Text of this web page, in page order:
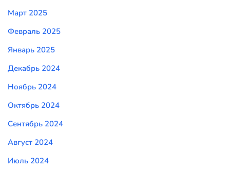
Март 2025
Февраль 2025
Январь 2025
Декабрь 2024
Ноябрь 2024
Октябрь 2024
Сентябрь 2024
Август 2024
Июль 2024